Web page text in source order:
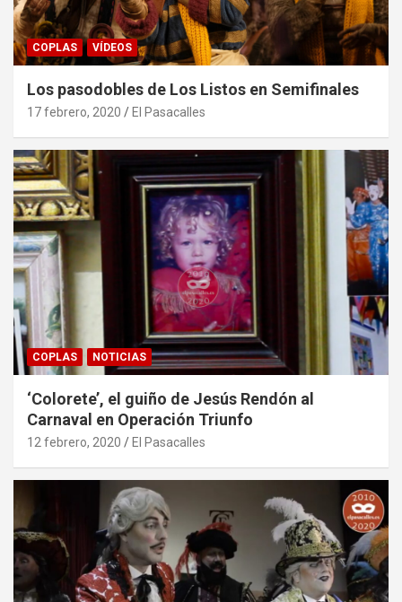
COPLAS VÍDEOS
Los pasodobles de Los Listos en Semifinales
17 febrero, 2020 El Pasacalles
COPLAS NOTICIAS
‘Colorete’, el guiño de Jesús Rendón al
Carnaval en Operación Triunfo
12 febrero, 2020 El Pasacalles